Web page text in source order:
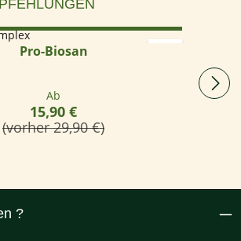
Pro-Biosan
Regulärer Preis:
Ab
15,90 €
(vorher 29,90 €)
?